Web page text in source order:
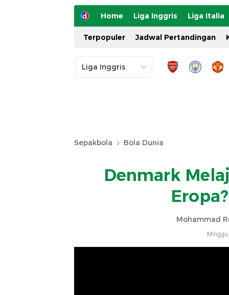
Home Liga Inggris Liga Italia
Terpopuler Jadwal Pertandingan
Sepakbola Bola Dunia
Denmark
Mohammad